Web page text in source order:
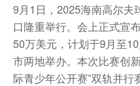
9月1日，2025海南高尔夫
口隆重举行。会上正式宣
50万美元，计划于9月至
市两地举办。本次比赛创
际青少年公开赛”双轨并